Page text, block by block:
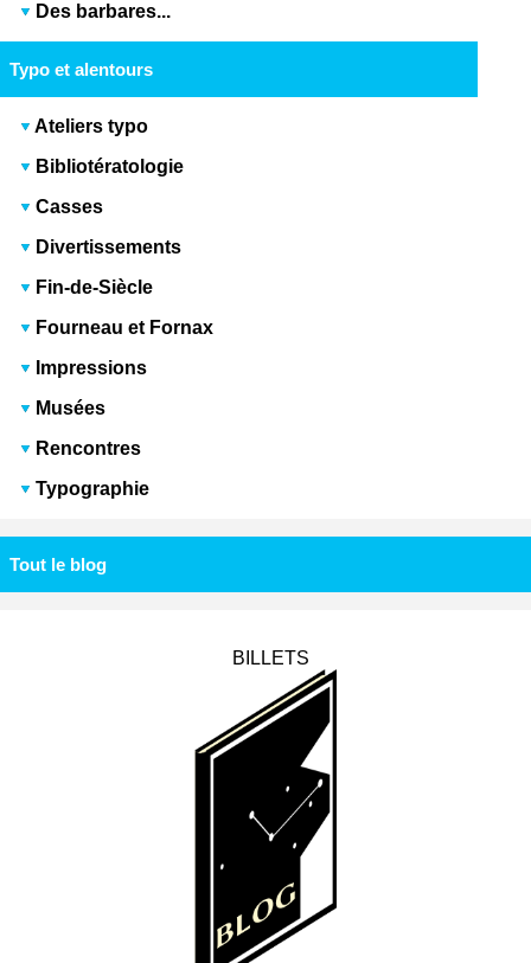
Des barbares...
Typo et alentours
Ateliers typo
Bibliotératologie
Casses
Divertissements
Fin-de-Siècle
Fourneau et Fornax
Impressions
Musées
Rencontres
Typographie
Tout le blog
BILLETS